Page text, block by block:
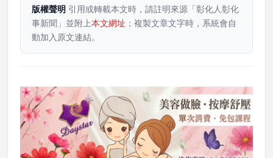
版權聲明 引用或轉載本文時，請註明來源「彰化人彰化
事新聞」並附上本文網址 ；複製文章文字時，系統會自
動加入原文連結。